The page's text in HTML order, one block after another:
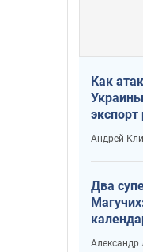
Как
экспорт
Андрей
Два
Александр